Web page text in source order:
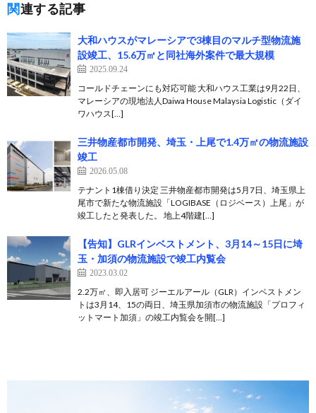
関連する記事
大和ハウスがマレーシアで3棟目のマルチ型物流施
設竣工、15.6万㎡と同社海外案件で最大規模
2025.09.24
コールドチェーンにも対応可能 大和ハウス工業は9月22日、
マレーシアの現地法人Daiwa House Malaysia Logistic（ダイ
ワハウス[…]
三井物産都市開発、埼玉・上尾で1.4万㎡の物流施設
竣工
2026.05.08
テナント1棟借り決定 三井物産都市開発は5月7日、埼玉県上
尾市で新たな物流施設「LOGIBASE（ロジベース）上尾」が
竣工したと発表した。 地上4階建[…]
【告知】GLRインベストメント、3月14～15日に埼
玉・加須の物流施設で竣工内覧会
2023.03.02
2.2万㎡、即入居可 ジーエルアール（GLR）インベストメン
トは3月14、15の両日、埼玉県加須市の物流施設「プロフィ
ットマート加須」の竣工内覧会を開[…]